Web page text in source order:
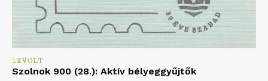
1XVOLT
Szolnok 900 (28.): Aktív bélyeggyűjtők